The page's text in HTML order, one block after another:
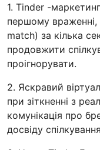
1. Tinder -
першому
match) за кілька
продовжити
проігнорувати.
2. Яскравий
при зіткненні з
комунікація про
досвіду